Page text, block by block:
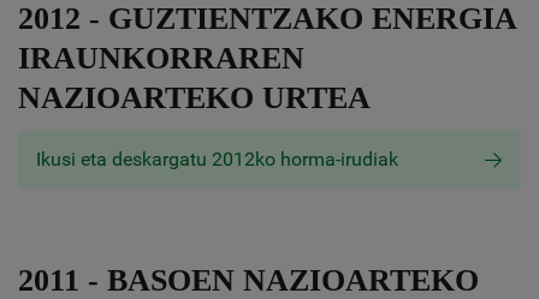
2012 - GUZTIENTZAKO ENERGIA
IRAUNKORRAREN
NAZIOARTEKO URTEA
Ikusi eta deskargatu 2012ko horma-irudiak
2011 - BASOEN NAZIOARTEKO